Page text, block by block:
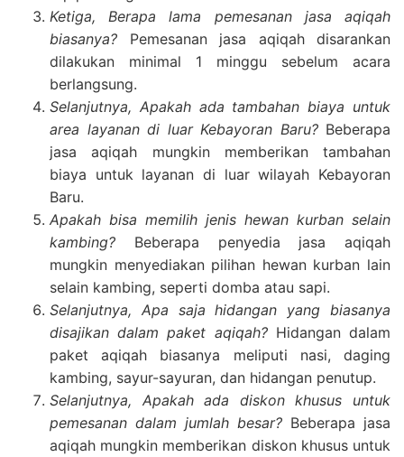
Ketiga, Berapa lama pemesanan jasa aqiqah
biasanya? Pemesanan jasa aqiqah disarankan
dilakukan minimal 1 minggu sebelum acara
berlangsung.
Selanjutnya, Apakah ada tambahan biaya untuk
area layanan di luar Kebayoran Baru?Beberapa
jasa aqiqah mungkin memberikan tambahan
biaya untuk layanan di luar wilayah Kebayoran
Baru.
Apakah bisa memilih jenis hewan kurban selain
kambing? Beberapa penyedia jasa aqiqah
mungkin menyediakan pilihan hewan kurban lain
selain kambing, seperti domba atau sapi.
Selanjutnya, Apa saja hidangan yang biasanya
disajikan dalam paket aqiqah?Hidangan dalam
paket aqiqah biasanya meliputi nasi, daging
kambing, sayur-sayuran, dan hidangan penutup.
Selanjutnya, Apakah ada diskon khusus untuk
pemesanan dalam jumlah besar? Beberapa jasa
aqiqah mungkin memberikan diskon khusus untuk